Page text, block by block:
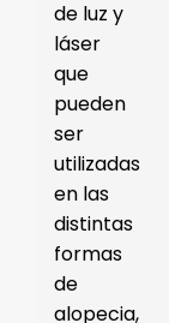
de luz y
láser
que
pueden
ser
utilizadas
en las
distintas
formas
de
alopecia,